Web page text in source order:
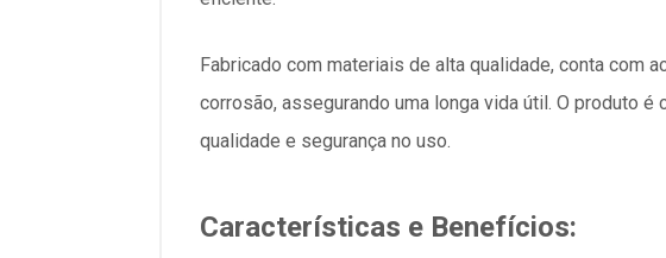
Fabricado com materiais de alta qualidade, conta com
corrosão, assegurando uma longa vida útil. O produto é
qualidade e segurança no uso.
Características e Benefícios: